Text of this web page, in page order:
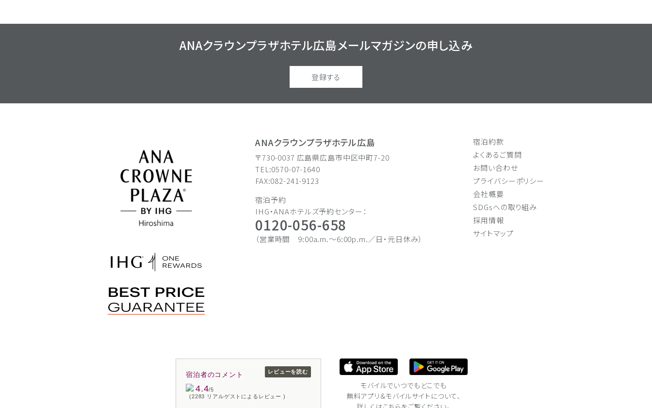
ANAクラウンプラザホテル広島メールマガジンの申し込み
登録する
ANAクラウンプラザホテル広島
〒730-0037 広島県広島市中区中町7-20
TEL:0570-07-1640
FAX:082-241-9123
宿泊予約
IHG・ANAホテルズ予約センター：
0120-056-658
（営業時間 9:00a.m.〜6:00p.m.／日・元日休み）
宿泊約款
よくあるご質問
お問い合わせ
プライバシーポリシー
会社概要
SDGsへの取り組み
採用情報
サイトマップ
宿泊者のコメント
4.4/5
(2283 リアルゲストによるレビュー )
レビューを読む
モバイルでいつでもどこでも
無料アプリ＆モバイルサイトについて、